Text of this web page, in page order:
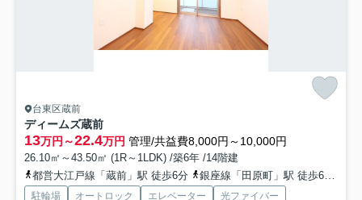
台東区蔵前
ディームズ蔵前
13万円～22.4万円 管理/共益費8,000円～10,000円
26.10㎡～43.50㎡ (1R～1LDK) /築6年 /14階建
都営大江戸線「蔵前」駅 徒歩6分
銀座線「田原町」駅 徒歩6分
駐輪場 オートロック エレベーター
光ファイバー